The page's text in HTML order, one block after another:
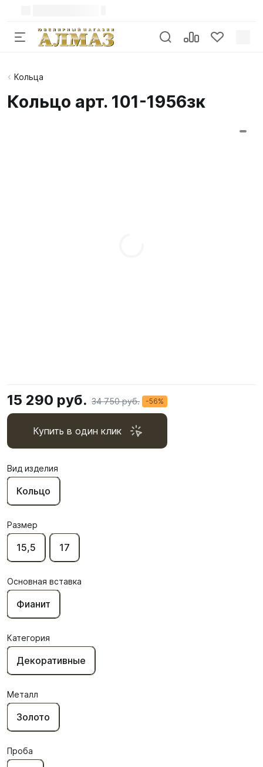
Кольца
Кольцо арт. 101-1956зк
15 290 руб. 34 750 руб. -56%
Купить в один клик
Вид изделия
Кольцо
Размер
15,5 17
Основная вставка
Фианит
Категория
Декоративные
Металл
Золото
Проба